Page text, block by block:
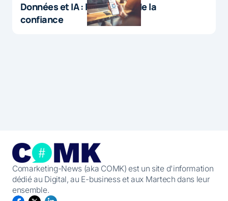
Données et IA : le paradoxe de la
confiance
Comarketing-News (aka COMK) est un site d'information
dédié au Digital, au E-business et aux Martech dans leur
ensemble.